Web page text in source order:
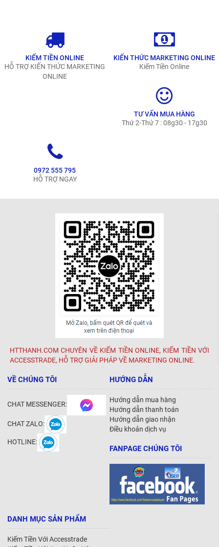
KIẾM TIỀN ONLINE
HỖ TRỢ KIẾN THỨC MARKETING
ONLINE
KIẾN THỨC MARKETING ONLINE
Kiếm Tiền Online
TƯ VẤN MUA HÀNG
Thứ 2-Thứ 7 : 08g30 - 17g30
0972 555 795
HỖ TRỢ NGAY
HTTHANH.COM CHUYÊN VỀ KIẾM TIỀN ONLINE, KIẾM TIỀN VỚI
ACCESSTRADE, HỖ TRỢ GIẢI PHÁP VỀ MARKETING ONLINE.
VỀ CHÚNG TÔI
CHAT MESSENGER:
CHAT ZALO:
HOTLINE:
HƯỚNG DẪN
Hướng dẫn mua hàng
Hướng dẫn thanh toán
Hướng dẫn giao nhận
Điều khoản dịch vụ
FANPAGE CHÚNG TÔI
DANH MỤC SẢN PHẨM
Kiếm Tiền Với Accesstrade